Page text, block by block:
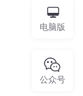
电脑版
公众号